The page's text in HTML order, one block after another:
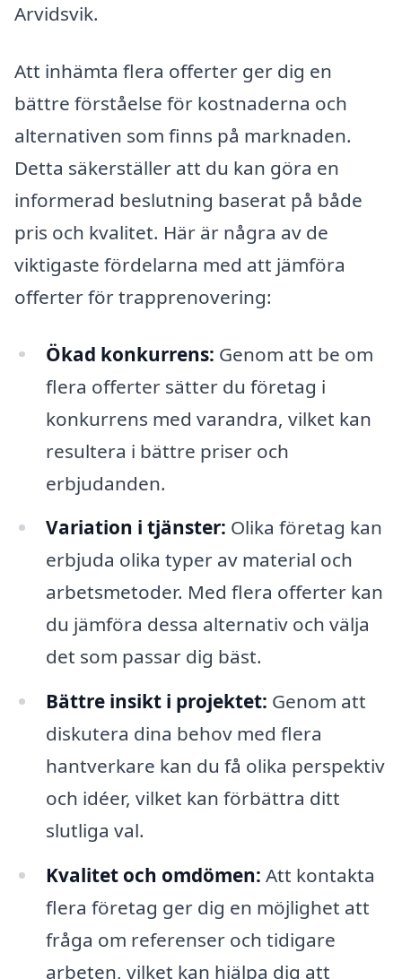
Arvidsvik.
Att inhämta flera offerter ger dig en
bättre förståelse för kostnaderna och
alternativen som finns på marknaden.
Detta säkerställer att du kan göra en
informerad beslutning baserat på både
pris och kvalitet. Här är några av de
viktigaste fördelarna med att jämföra
offerter för trapprenovering:
Ökad konkurrens: Genom att be om
flera offerter sätter du företag i
konkurrens med varandra, vilket kan
resultera i bättre priser och
erbjudanden.
Variation i tjänster: Olika företag kan
erbjuda olika typer av material och
arbetsmetoder. Med flera offerter kan
du jämföra dessa alternativ och välja
det som passar dig bäst.
Bättre insikt i projektet: Genom att
diskutera dina behov med flera
hantverkare kan du få olika perspektiv
och idéer, vilket kan förbättra ditt
slutliga val.
Kvalitet och omdömen: Att kontakta
flera företag ger dig en möjlighet att
fråga om referenser och tidigare
arbeten, vilket kan hjälpa dig att